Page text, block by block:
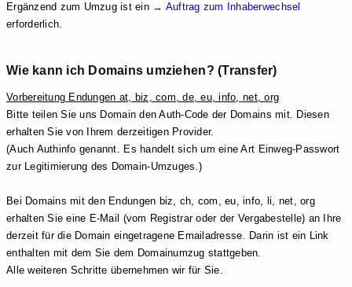
Ergänzend zum Umzug ist ein → Auftrag zum Inhaberwechsel
erforderlich.
Wie kann ich Domains umziehen? (Transfer)
Vorbereitung Endungen at, biz, com, de, eu, info, net, org
Bitte teilen Sie uns Domain den Auth-Code der Domains mit. Diesen
erhalten Sie von Ihrem derzeitigen Provider.
(Auch Authinfo genannt. Es handelt sich um eine Art Einweg-Passwort
zur Legitimierung des Domain-Umzuges.)
Bei Domains mit den Endungen biz, ch, com, eu, info, li, net, org
erhalten Sie eine E-Mail (vom Registrar oder der Vergabestelle) an Ihre
derzeit für die Domain eingetragene Emailadresse. Darin ist ein Link
enthalten mit dem Sie dem Domainumzug stattgeben.
Alle weiteren Schritte übernehmen wir für Sie.